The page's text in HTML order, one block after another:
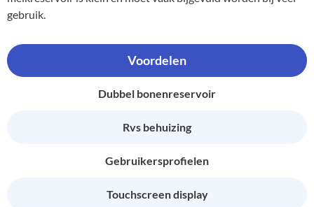
gebruik.
Voordelen
Dubbel bonenreservoir
Rvs behuizing
Gebruikersprofielen
Touchscreen display